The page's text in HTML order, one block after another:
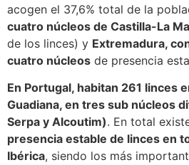
acogen el 37,6% total de la
cuatro núcleos de Castilla-La
de los linces) y Extremadura,
cuatro núcleos de presencia
En Portugal, habitan 261 linces
Guadiana, en tres sub núcleos
Serpa y Alcoutim). En total
presencia estable de linces en
Ibérica, siendo los más